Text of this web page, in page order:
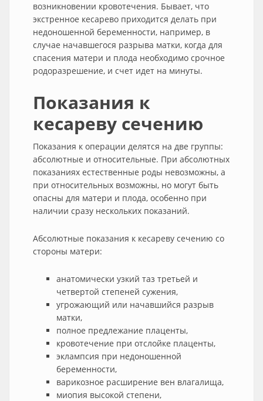
возникновении кровотечения. Бывает, что
экстренное кесарево приходится делать при
недоношенной беременности, например, в
случае начавшегося разрыва матки, когда для
спасения матери и плода необходимо срочное
родоразрешение, и счет идет на минуты.
Показания к
кесареву сечению
Показания к операции делятся на две группы:
абсолютные и относительные. При абсолютных
показаниях естественные роды невозможны, а
при относительных возможны, но могут быть
опасны для матери и плода, особенно при
наличии сразу нескольких показаний.
Абсолютные показания к кесареву сечению со
стороны матери:
анатомически узкий таз третьей и
четвертой степеней сужения,
угрожающий или начавшийся разрыв
матки,
полное предлежание плаценты,
кровотечение при отслойке плаценты,
эклампсия при недоношенной
беременности,
варикозное расширение вен влагалища,
миопия высокой степени,